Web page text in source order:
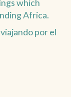
which
Africa.
por el